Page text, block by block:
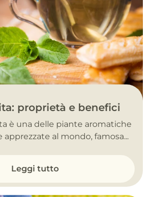
proprietà e benefici
è una delle piante aromatiche
al mondo, famosa...
Leggi tutto